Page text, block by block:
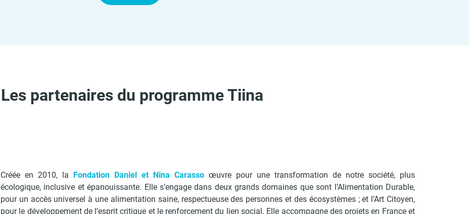
Les partenaires du programme Tiina
Créée en 2010, la Fondation Daniel et Nina Carasso œuvre pour une transformation de notre société, plus
écologique, inclusive et épanouissante. Elle s’engage dans deux grands domaines que sont l’Alimentation Durable,
pour un accès universel à une alimentation saine, respectueuse des personnes et des écosystèmes ; et l’Art Citoyen,
pour le développement de l’esprit critique et le renforcement du lien social. Elle accompagne des projets en France et